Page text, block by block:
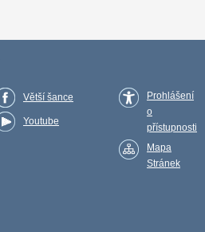
Větší šance
Youtube
Prohlášení
o
přístupnosti
Mapa
Stránek